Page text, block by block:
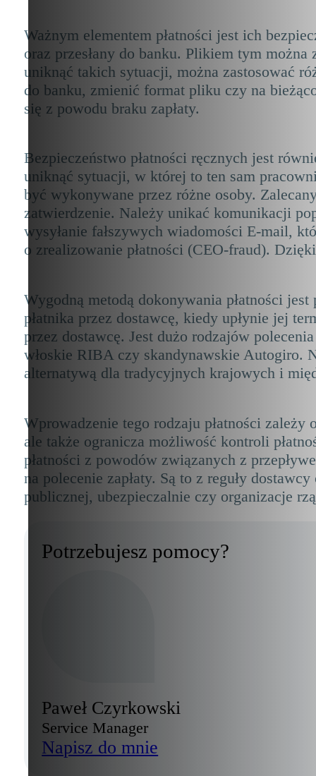
Ważnym elementem płatności jest ich
oraz przesłany do banku. Plikiem tym
uniknąć takich sytuacji, można zastosować
do banku, zmienić format pliku czy na
się z powodu braku zapłaty.
Bezpieczeństwo płatności ręcznych jest
uniknąć sytuacji, w której to ten sam
być wykonywane przez różne osoby.
zatwierdzenie. Należy unikać komunikacji
wysyłanie fałszywych wiadomości E-mail,
o zrealizowanie płatności (CEO-fraud).
Wygodną metodą dokonywania płatności
płatnika przez dostawcę, kiedy upłynie jej
przez dostawcę. Jest dużo rodzajów
włoskie RIBA czy skandynawskie Autogiro.
alternatywą dla tradycyjnych krajowych i
Wprowadzenie tego rodzaju płatności
ale także ogranicza możliwość kontroli
płatności z powodów związanych z
na polecenie zapłaty. Są to z reguły
publicznej, ubezpieczalnie czy organizacje
Potrzebujesz pomocy?
Paweł Czyrkowski
Service Manager
Napisz do mnie